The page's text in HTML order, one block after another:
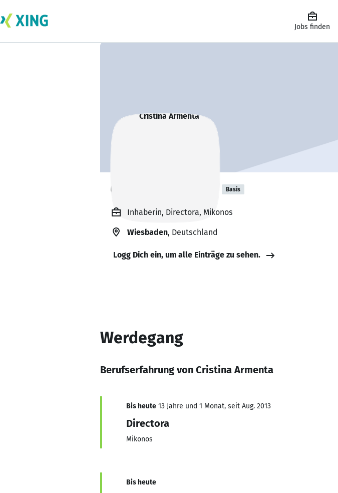
Jobs finden
Cristina Armenta Basis
Inhaberin, Directora, Mikonos
Wiesbaden, Deutschland
Logg Dich ein, um alle Einträge zu sehen.
Werdegang
Berufserfahrung von Cristina Armenta
Bis heute 13 Jahre und 1 Monat, seit Aug. 2013
Directora
Mikonos
Bis heute